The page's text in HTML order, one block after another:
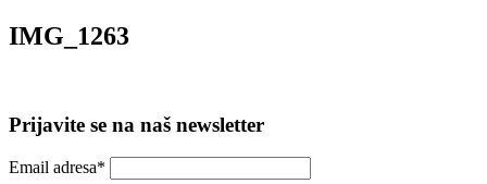
IMG_1263
Prijavite se na naš newsletter
Email adresa*